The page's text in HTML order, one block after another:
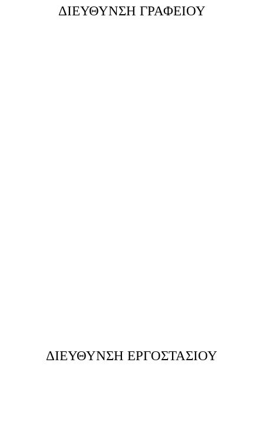
ΔΙΕΥΘΥΝΣΗ ΓΡΑΦΕΙΟΥ
ΔΙΕΥΘΥΝΣΗ ΕΡΓΟΣΤΑΣΙΟΥ